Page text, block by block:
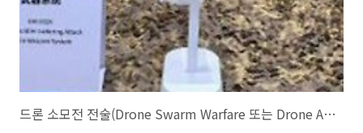
드론 소모전 전술(Drone Swarm Warfare 또는 Drone Attrition Strategy)